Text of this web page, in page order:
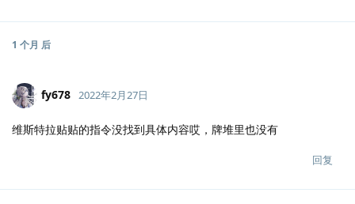
1 个月 后
fy678 2022年2月27日
维斯特拉贴贴的指令没找到具体内容哎，牌堆里也没有
回复